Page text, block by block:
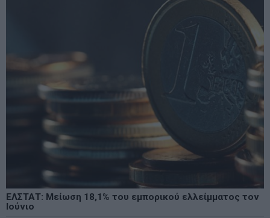
ΕΛΣΤΑΤ: Μείωση 18,1% του εμπορικού ελλείμματος τον
Ιούνιο